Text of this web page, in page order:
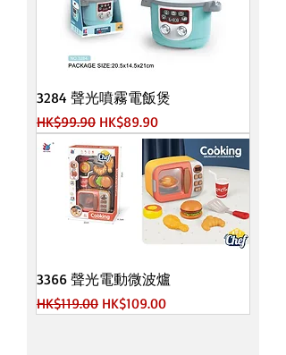
3284 聲光噴霧電飯煲
一般價格
HK$99.90 促銷價格
HK$89.90
3366 聲光電動微波爐
一般價格
HK$119.00 促銷價格
HK$109.00